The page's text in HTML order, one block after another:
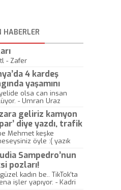
HABERLER
- Zafer
4 kardeş
yaşamını
olsa can insan
- Umran Uraz
geliriz kamyon
diye yazdı, trafik
öldü!
Mehmet keşke
öyle :( yazık
Sampedro’nun
pozları!
kadın be.. TikTok'ta
işler yapıyor. - Kadri